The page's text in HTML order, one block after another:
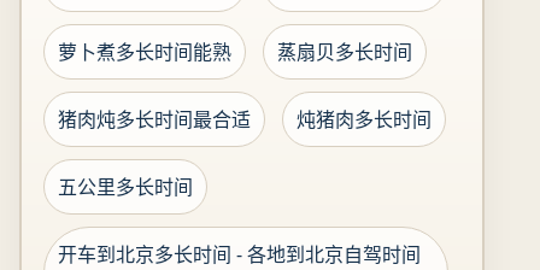
萝卜煮多长时间能熟 蒸扇贝多长时间
猪肉炖多长时间最合适 炖猪肉多长时间
五公里多长时间
开车到北京多长时间 - 各地到北京自驾时间